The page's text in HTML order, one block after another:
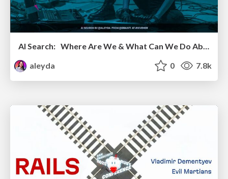
AI Search: Where Are We & What Can We Do About It?
aleyda
0 7.8k